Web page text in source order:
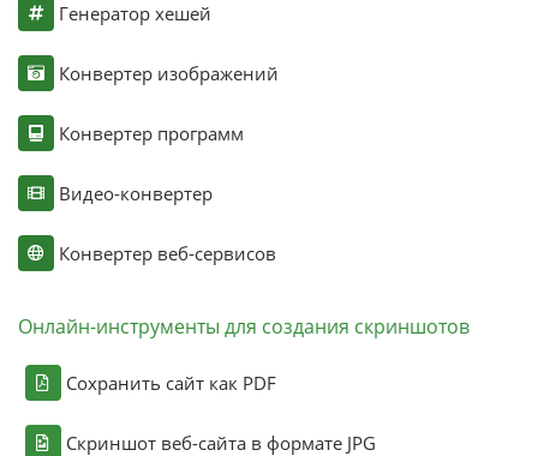
Генератор хешей
Конвертер изображений
Конвертер программ
Видео-конвертер
Конвертер веб-сервисов
Онлайн-инструменты для создания скриншотов
Сохранить сайт как PDF
Скриншот веб-сайта в формате JPG